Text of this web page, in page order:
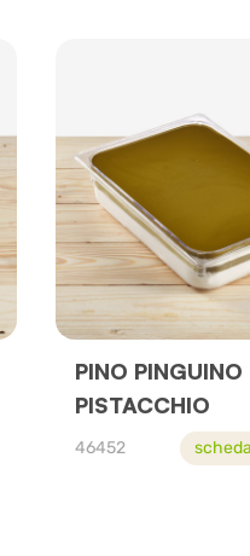
PINO PINGUINO
PISTACCHIO
46452